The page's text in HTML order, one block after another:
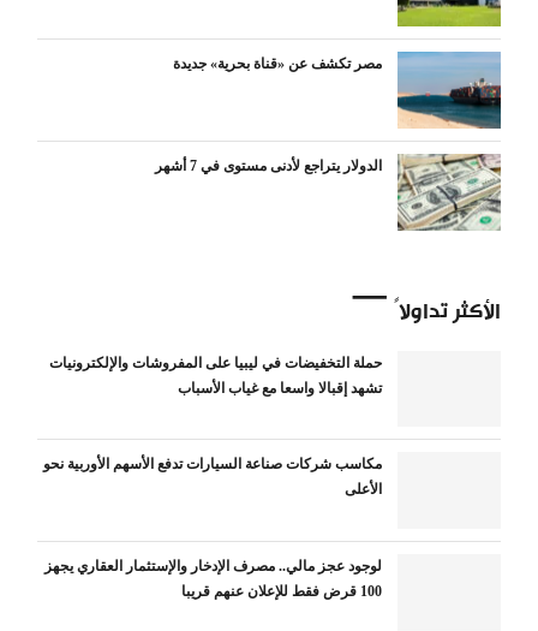
مصر تكشف عن «قناة بحرية» جديدة
الدولار يتراجع لأدنى مستوى في 7 أشهر
الأكثر تداولاً
حملة التخفيضات في ليبيا على المفروشات والإلكترونيات
تشهد إقبالا واسعا مع غياب الأسباب
مكاسب شركات صناعة السيارات تدفع الأسهم الأوربية نحو
الأعلى
لوجود عجز مالي.. مصرف الإدخار والإستثمار العقاري يجهز
100 قرض فقط للإعلان عنهم قريبا